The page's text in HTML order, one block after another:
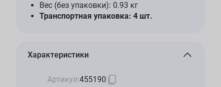
Вес (без упаковки): 0.93 кг
Транспортная упаковка: 4 шт.
Характеристики
Артикул:455190